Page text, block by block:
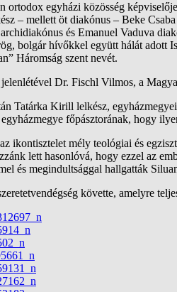
ortodox egyházi közösség
– mellett öt diakónus – Beke
és Emanuel Vaduva
bolgár hívőkkel együtt hálát adott
Háromság szent nevét.
Dr. Fischl Vilmos, a
Tatárka Kirill lelkész,
főpásztorának, hogy
ikontisztelet mély teológiai és
lett hasonlóvá, hogy ezzel az
és megindultsággal hallgatták
követte, amelyre